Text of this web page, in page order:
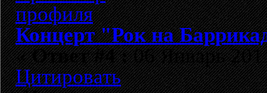
Концерт "Рок на
«Ответ #4 :06 Январь
Цитировать